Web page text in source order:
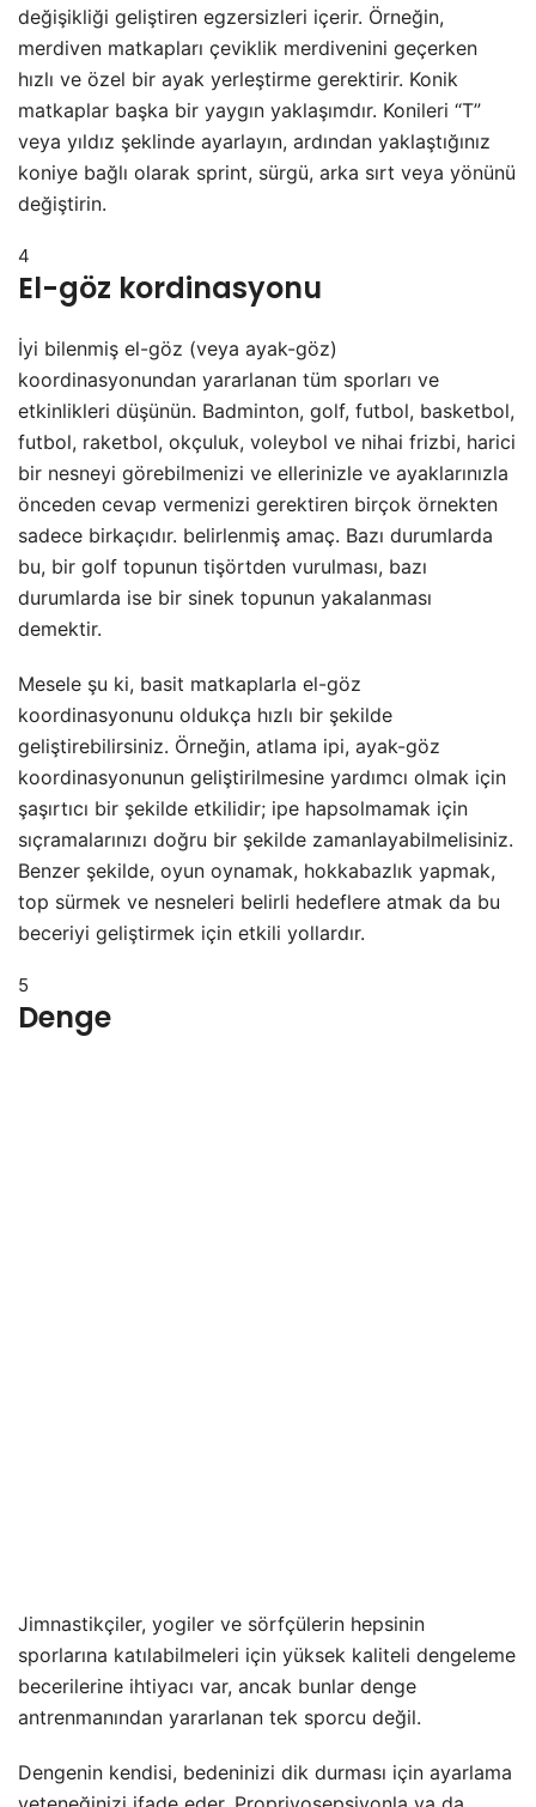
değişikliği geliştiren egzersizleri içerir. Örneğin,
merdiven matkapları çeviklik merdivenini geçerken
hızlı ve özel bir ayak yerleştirme gerektirir. Konik
matkaplar başka bir yaygın yaklaşımdır. Konileri “T”
veya yıldız şeklinde ayarlayın, ardından yaklaştığınız
koniye bağlı olarak sprint, sürgü, arka sırt veya yönünü
değiştirin.
4
El-göz kordinasyonu
İyi bilenmiş el-göz (veya ayak-göz)
koordinasyonundan yararlanan tüm sporları ve
etkinlikleri düşünün. Badminton, golf, futbol, basketbol,
futbol, raketbol, okçuluk, voleybol ve nihai frizbi, harici
bir nesneyi görebilmenizi ve ellerinizle ve ayaklarınızla
önceden cevap vermenizi gerektiren birçok örnekten
sadece birkaçıdır. belirlenmiş amaç. Bazı durumlarda
bu, bir golf topunun tişörtden vurulması, bazı
durumlarda ise bir sinek topunun yakalanması
demektir.
Mesele şu ki, basit matkaplarla el-göz
koordinasyonunu oldukça hızlı bir şekilde
geliştirebilirsiniz. Örneğin, atlama ipi, ayak-göz
koordinasyonunun geliştirilmesine yardımcı olmak için
şaşırtıcı bir şekilde etkilidir; ipe hapsolmamak için
sıçramalarınızı doğru bir şekilde zamanlayabilmelisiniz.
Benzer şekilde, oyun oynamak, hokkabazlık yapmak,
top sürmek ve nesneleri belirli hedeflere atmak da bu
beceriyi geliştirmek için etkili yollardır.
5
Denge
Jimnastikçiler, yogiler ve sörfçülerin hepsinin
sporlarına katılabilmeleri için yüksek kaliteli dengeleme
becerilerine ihtiyacı var, ancak bunlar denge
antrenmanından yararlanan tek sporcu değil.
Dengenin kendisi, bedeninizi dik durması için ayarlama